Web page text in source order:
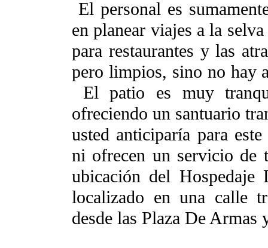
El personal es
en planear viajes a la
para restaurantes y las
pero limpios, sino no hay
El patio es muy
ofreciendo un santuario
usted anticiparía para
ni ofrecen un servicio de
ubicación del Hospedaje
localizado en una calle
desde las Plaza De Armas